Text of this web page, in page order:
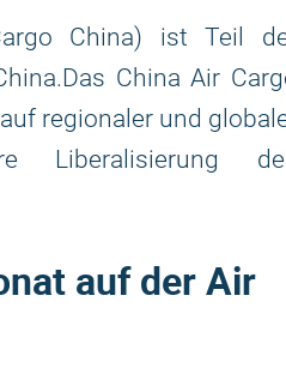
China) ist Teil
China Air
regionaler und
Liberalisierung
auf der Air